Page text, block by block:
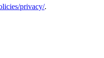
privacy/.